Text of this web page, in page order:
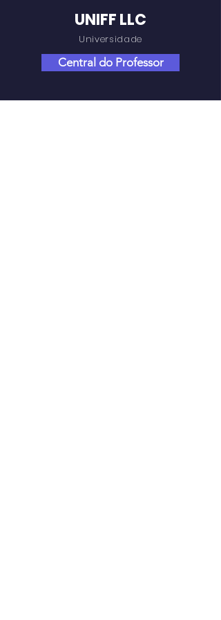
UNIFF LLC
Universidade
Central do Professor